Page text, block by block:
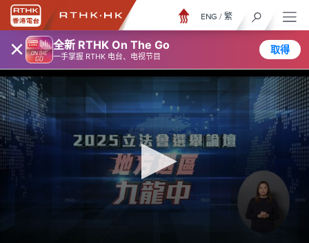
× 全新 RTHK On The Go
一手掌握 RTHK 电台、电视节目
取得
ENG / 繁